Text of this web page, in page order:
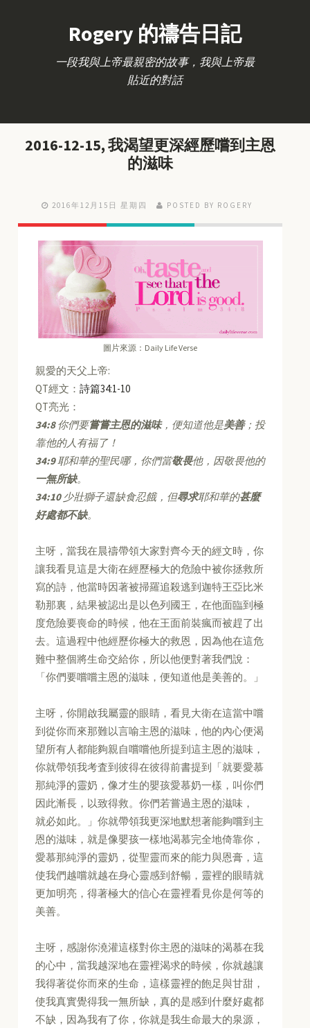
Rogery 的禱告日記
一段我與上帝最親密的故事，我與上帝最
貼近的對話
2016-12-15, 我渴望更深經歷嚐到主恩
的滋味
2016年12月15日 星期四 POSTED BY ROGERY
圖片來源：Daily Life Verse
親愛的天父上帝:
QT經文：詩篇34:1-10
QT亮光：
34:8你們要嘗嘗主恩的滋味，便知道他是美善；投
靠他的人有福了！
34:9耶和華的聖民哪，你們當敬畏他，因敬畏他的
一無所缺。
34:10少壯獅子還缺食忍餓，但尋求耶和華的甚麼
好處都不缺。
主呀，當我在晨禱帶領大家對齊今天的經文時，你
讓我看見這是大衛在經歷極大的危險中被你拯救所
寫的詩，他當時因著被掃羅追殺逃到迦特王亞比米
勒那裏，結果被認出是以色列國王，在他面臨到極
度危險要喪命的時候，他在王面前裝瘋而被趕了出
去。這過程中他經歷你極大的救恩，因為他在這危
難中整個將生命交給你，所以他便對著我們說：
「你們要嚐嚐主恩的滋味，便知道他是美善的。」
主呀，你開啟我屬靈的眼睛，看見大衛在這當中嚐
到從你而來那難以言喻主恩的滋味，他的內心便渴
望所有人都能夠親自嚐嚐他所提到這主恩的滋味，
你就帶領我考査到彼得在彼得前書提到「就要愛慕
那純淨的靈奶，像才生的嬰孩愛慕奶一樣，叫你們
因此漸長，以致得救。你們若嘗過主恩的滋味，
就必如此。」你就帶領我更深地默想著能夠嚐到主
恩的滋味，就是像嬰孩一樣地渴慕完全地倚靠你，
愛慕那純淨的靈奶，從聖靈而來的能力與恩膏，這
使我們越嚐就越在身心靈感到舒暢，靈裡的眼睛就
更加明亮，得著極大的信心在靈裡看見你是何等的
美善。
主呀，感謝你澆灌這樣對你主恩的滋味的渴慕在我
的心中，當我越深地在靈裡渴求的時候，你就越讓
我得著從你而來的生命，這樣靈裡的飽足與甘甜，
使我真實覺得我一無所缺，真的是感到什麼好處都
不缺，因為我有了你，你就是我生命最大的泉源，